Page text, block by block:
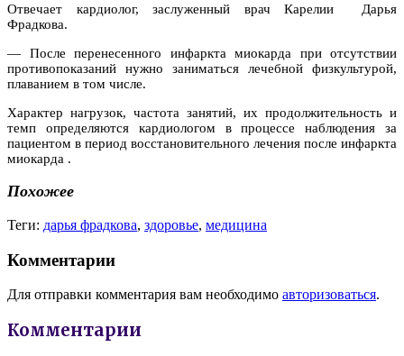
Отвечает кардиолог, заслуженный врач Карелии Дарья
Фрадкова.
— После перенесенного инфаркта миокарда при отсутствии
противопоказаний нужно заниматься лечебной физкультурой,
плаванием в том числе.
Характер нагрузок, частота занятий, их продолжительность и
темп определяются кардиологом в процессе наблюдения за
пациентом в период восстановительного лечения после инфаркта
миокарда .
Похожее
Теги: дарья фрадкова, здоровье, медицина
Комментарии
Для отправки комментария вам необходимо авторизоваться.
Комментарии